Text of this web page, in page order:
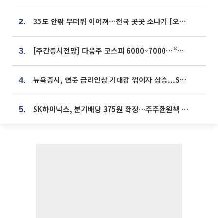
2. 35도 안팎 무더위 이어져…전국 곳곳 소나기 [오늘 날씨]
3. [주간증시전망] 다음주 코스피 6000~7000⋯“外人 수급은 정책이 변수”
4. 뉴욕증시, 연준 금리인상 기대감 꺾이자 상승...S&P500 사상 최고치 [종합]
5. SK하이닉스, 분기배당 375원 확정…주주환원책 9월로 앞당겨 발표